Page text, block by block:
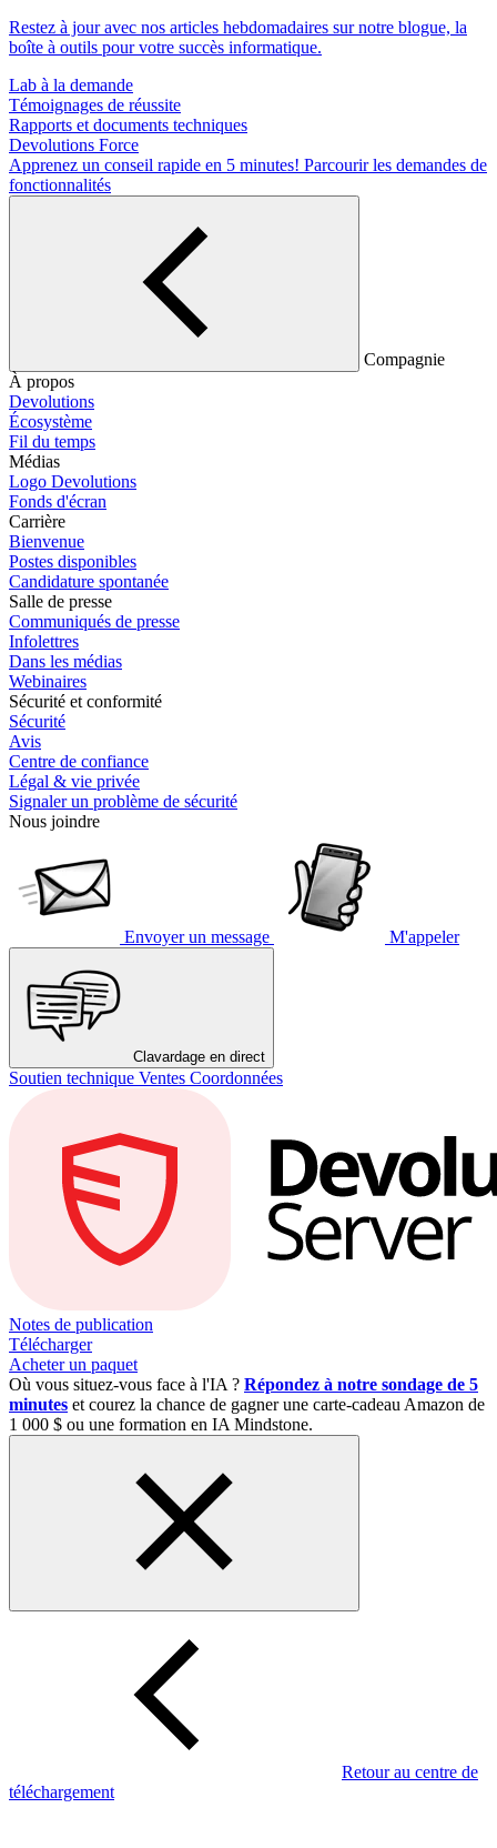
Restez à jour avec nos articles hebdomadaires sur notre blogue, la
boîte à outils pour votre succès informatique.
Lab à la demande
Témoignages de réussite
Rapports et documents techniques
Devolutions Force
Apprenez un conseil rapide en 5 minutes! Parcourir les demandes de
fonctionnalités
Compagnie
À propos
Devolutions
Écosystème
Fil du temps
Médias
Logo Devolutions
Fonds d'écran
Carrière
Bienvenue
Postes disponibles
Candidature spontanée
Salle de presse
Communiqués de presse
Infolettres
Dans les médias
Webinaires
Sécurité et conformité
Sécurité
Avis
Centre de confiance
Légal & vie privée
Signaler un problème de sécurité
Nous joindre
Envoyer un message M'appeler
Clavardage en direct
Soutien technique Ventes Coordonnées
Notes de publication
Télécharger
Acheter un paquet
Où vous situez-vous face à l'IA ? Répondez à notre sondage de 5
minutes et courez la chance de gagner une carte-cadeau Amazon de
1 000 $ ou une formation en IA Mindstone.
Retour au centre de
téléchargement